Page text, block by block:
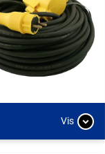
Vis